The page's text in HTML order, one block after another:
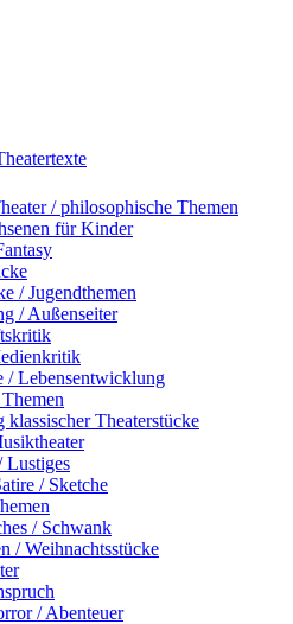
/ philosophische Themen
für Kinder
/ Jugendthemen
/ Außenseiter
/ Lebensentwicklung
klassischer Theaterstücke
Lustiges
/ Sketche
/ Schwank
/ Weihnachtsstücke
/ Abenteuer